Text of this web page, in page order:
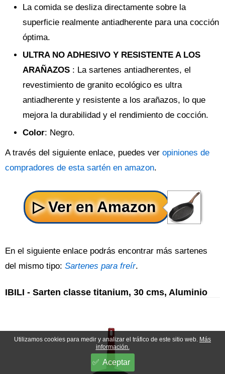
La comida se desliza directamente sobre la
superficie realmente antiadherente para una cocción
óptima.
ULTRA NO ADHESIVO Y RESISTENTE A LOS
ARAÑAZOS : La sartenes antiadherentes, el
revestimiento de granito ecológico es ultra
antiadherente y resistente a los arañazos, lo que
mejora la durabilidad y el rendimiento de cocción.
Color: Negro.
A través del siguiente enlace, puedes ver opiniones de
compradores de esta sartén en amazon.
En el siguiente enlace podrás encontrar más sartenes
del mismo tipo: Sartenes para freír.
IBILI - Sarten classe titanium, 30 cms, Aluminio
Utilizamos cookies para medir y analizar el tráfico de este sitio web. Más
información.
Aceptar